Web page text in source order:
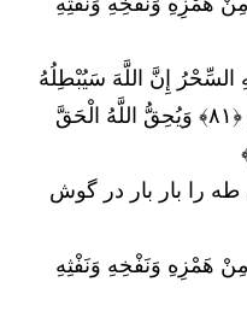
السِّحْرُ إِنَّ اللَّهَ سَیُبْطِلُهُ
إِنَّ اللَّهَ لا یُصْلِحُ عَمَلَ الْمُفْسِدِینَ ﴿٨١﴾ وَیُحِقُّ اللَّهُ الْحَقَّ
ی ۶۹ سوره ی طه را بار بار در گوش
هَمْزِهِ وَنَفْخِهِ وَنَفْثِهِ